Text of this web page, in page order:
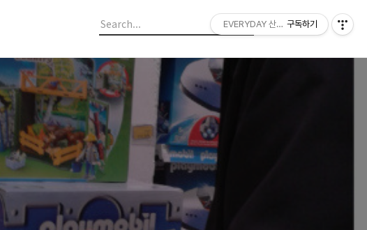
EVERYDAY 산들랜드구독하기